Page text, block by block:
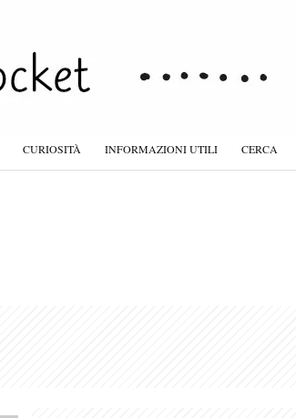
CURIOSITÀ INFORMAZIONI UTILI CERCA